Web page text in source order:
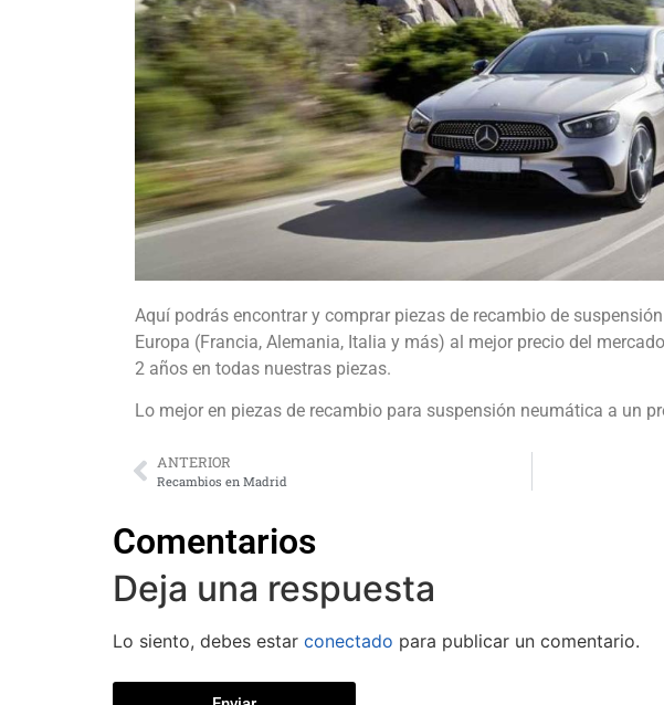
Aquí podrás encontrar y comprar piezas de recambio de
Europa (Francia, Alemania, Italia y más) al mejor precio del
2 años en todas nuestras piezas.
Lo mejor en piezas de recambio para suspensión neumática a un
ANTERIOR
Recambios en Madrid
Comentarios
Deja una respuesta
Lo siento, debes estar conectado para publicar un comentario.